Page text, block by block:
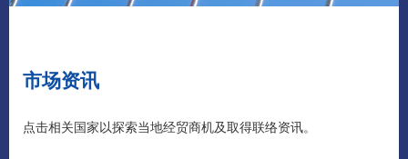
市场资讯
点击相关国家以探索当地经贸商机及取得联络资讯。